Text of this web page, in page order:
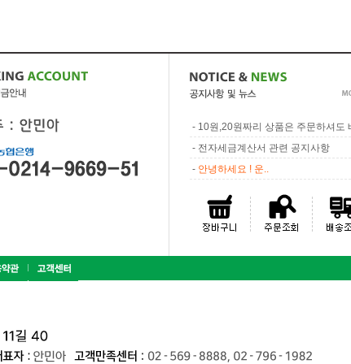
- 10원,20원짜리 상품은 주문하셔도
- 전자세금계산서 관련 공지사항
- 안녕하세요 ! 운..